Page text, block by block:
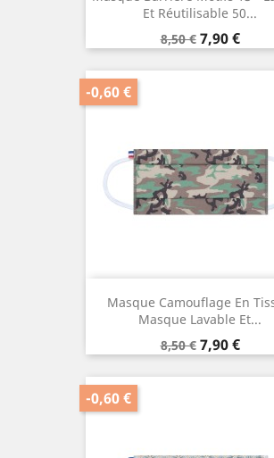
Et Réutilisable 50...
Prix
de
base
8,50 € Prix
7,90 €
Masque Camouflage En
Masque Lavable Et...
Prix
de
base
8,50 €
-0,60 €
Prix
7,90 €
-0,60 €